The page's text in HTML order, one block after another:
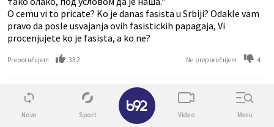
O cemu vi to pricate? Ko je danas fasista u Srbiji? Odakle vam
pravo da posle usvajanja ovih fasistickih papagaja, Vi
procenjujete ko je fasista, a ko ne?
Preporučujem 332 Ne preporučujem 4
sanja pre 14 godina
Dolaskom na vlast 2000. obecali ste da ce Zakon o restituciji
Novo Sport Video Menu
✕